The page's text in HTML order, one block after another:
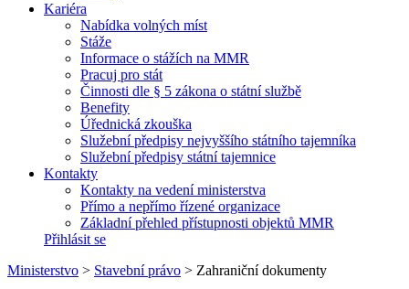
Kariéra
Nabídka volných míst
Stáže
Informace o stážích na MMR
Pracuj pro stát
Činnosti dle § 5 zákona o státní službě
Benefity
Úřednická zkouška
Služební předpisy nejvyššího státního tajemníka
Služební předpisy státní tajemnice
Kontakty
Kontakty na vedení ministerstva
Přímo a nepřímo řízené organizace
Základní přehled přístupnosti objektů MMR
Přihlásit se
Ministerstvo > Stavební právo > Zahraniční dokumenty